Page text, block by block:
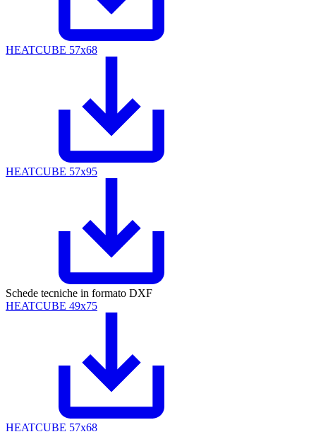
HEATCUBE 57x68
HEATCUBE 57x95
Schede tecniche in formato DXF
HEATCUBE 49x75
HEATCUBE 57x68